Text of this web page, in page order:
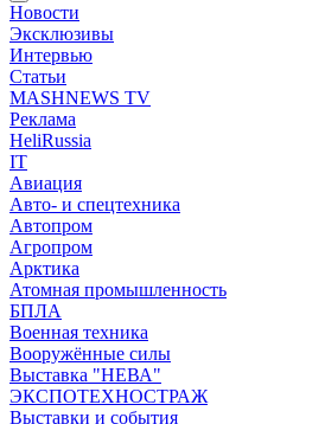
Новости
Эксклюзивы
Интервью
Статьи
MASHNEWS TV
Реклама
HeliRussia
IT
Авиация
Авто- и спецтехника
Автопром
Агропром
Арктика
Атомная промышленность
БПЛА
Военная техника
Вооружённые силы
Выставка "НЕВА"
ЭКСПОТЕХНОСТРАЖ
Выставки и события